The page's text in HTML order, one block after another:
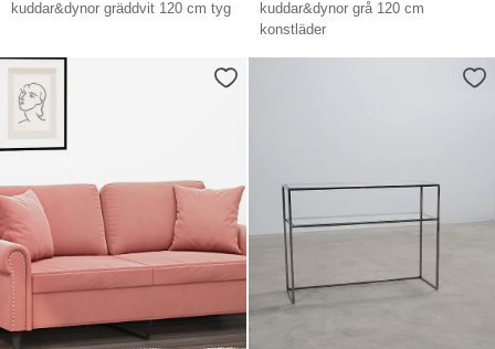
kuddar&dynor gräddvit 120 cm tyg
kuddar&dynor grå 120 cm
konstläder